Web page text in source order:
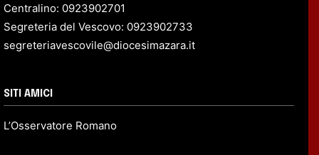
Centralino: 0923902701
Segreteria del Vescovo: 0923902733
segreteriavescovile@diocesimazara.it
SITI AMICI
L’Osservatore Romano